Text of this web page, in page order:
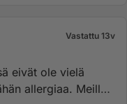
Vastattu 13v
ole vielä
allergiaa. Meille